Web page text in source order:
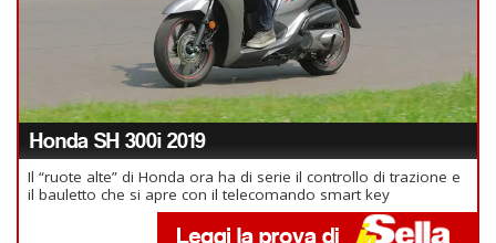
Honda SH 300i 2019
Il “ruote alte” di Honda ora ha di serie il controllo di trazione e
il bauletto che si apre con il telecomando smart key